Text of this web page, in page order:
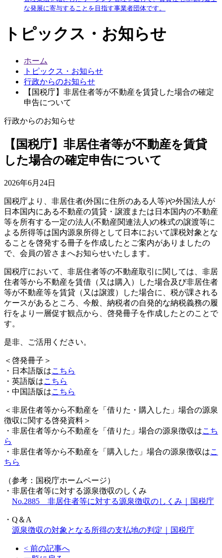
な発展に寄与することを目指す事業者団体です。
トピックス・お知らせ
ホーム
トピックス・お知らせ
行政からのお知らせ
【国税庁】非居住者等が不動産を賃貸した場合の確定
申告について
行政からのお知らせ
【国税庁】非居住者等が不動産を賃貸
した場合の確定申告について
2026年6月24日
国税庁より、非居住者(外国に住所のある人等)や外国法人が
日本国内にある不動産の賃貸・譲渡または日本国内の不動産
等を所有する一定の法人(不動産関連法人)の株式の譲渡等に
よる所得等は国内源泉所得として日本において課税対象とな
ることを啓発する冊子を作成したとご案内がありましたの
で、会員の皆さまへお知らせいたします。
国税庁において、非居住者等の不動産取引に関しては、非居
住者等から不動産を賃借（又は購入）した場合及び非居住者
等が不動産等を賃貸（又は譲渡）した場合に、税が課される
ケースがあるところ、今般、納税者の自発的な納税義務の履
行をより一層促す観点から、啓発冊子を作成したとのことで
す。
是非、ご活用ください。
＜啓発冊子＞
・日本語版はこちら
・英語版はこちら
・中国語版はこちら
＜非居住者等から不動産を「借りた・購入した」場合の源泉
徴収に関する啓発資料＞
・非居住者等から不動産を「借りた」場合の源泉徴収はこち
ら
・非居住者等から不動産を「購入した」場合の源泉徴収はこ
ちら
（参考：国税庁ホームページ）
・非居住者等に対する源泉徴収のしくみ
No.2885 非居住者等に対する源泉徴収のしくみ｜国税庁
・Q＆A
源泉徴収の対象となる所得の支払地の判定｜国税庁
< 前の記事へ